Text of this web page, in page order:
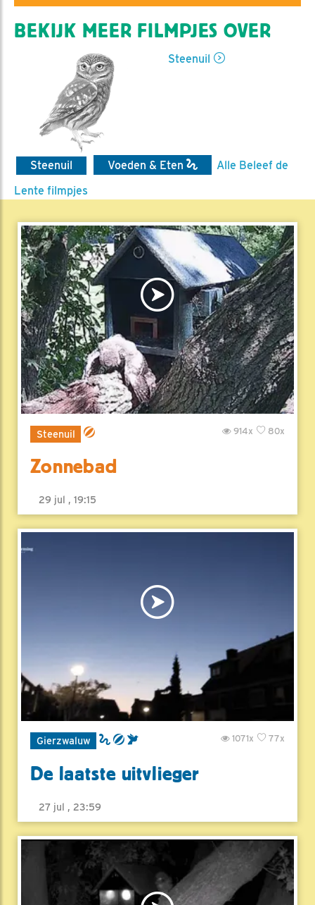
BEKIJK MEER FILMPJES OVER
Steenuil
Steenuil Voeden & Eten
Alle Beleef de
Lente filmpjes
Steenuil 80x
914x
Zonnebad
29 jul , 19:15
Gierzwaluw 77x
1071x
De laatste uitvlieger
27 jul , 23:59